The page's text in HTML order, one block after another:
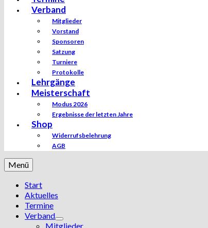
Verband
Mitglieder
Vorstand
Sponsoren
Satzung
Turniere
Protokolle
Lehrgänge
Meisterschaft
Modus 2026
Ergebnisse der letzten Jahre
Shop
Widerrufsbelehrung
AGB
Menü
Start
Aktuelles
Termine
Verband
Mitglieder